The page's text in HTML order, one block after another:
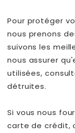
Pour protéger
nous prenons
suivons les
nous assurer
utilisées,
détruites.
Si vous nous
carte de crédit,